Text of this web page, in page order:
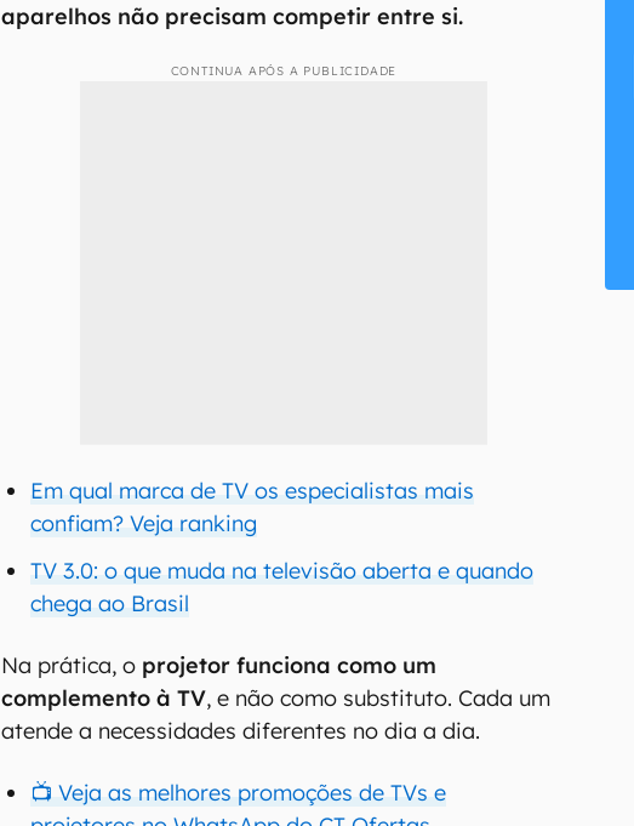
aparelhos não precisam competir entre si.
CONTINUA APÓS A PUBLICIDADE
Em qual marca de TV os especialistas mais
confiam? Veja ranking
TV 3.0: o que muda na televisão aberta e quando
chega ao Brasil
Na prática, o projetor funciona como um
complemento à TV, e não como substituto. Cada um
atende a necessidades diferentes no dia a dia.
📺 Veja as melhores promoções de TVs e